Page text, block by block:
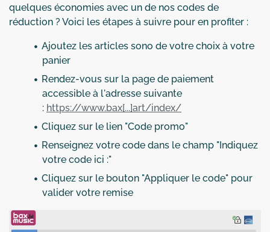
quelques économies avec un de nos codes de
réduction ? Voici les étapes à suivre pour en profiter :
Ajoutez les articles sono de votre choix à votre
panier
Rendez-vous sur la page de paiement
accessible à l'adresse suivante
: https://www.bax[...]art/index/
Cliquez sur le lien "Code promo"
Renseignez votre code dans le champ "Indiquez
votre code ici :"
Cliquez sur le bouton "Appliquer le code" pour
valider votre remise